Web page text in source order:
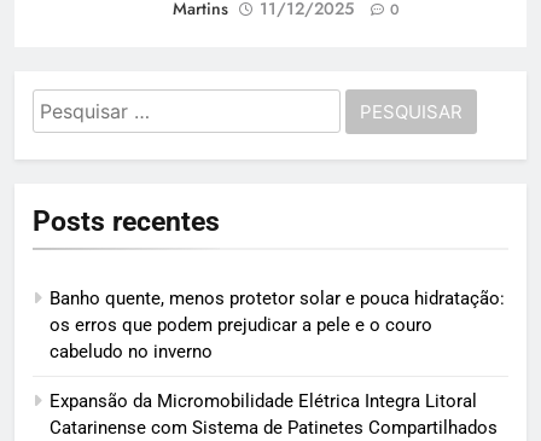
Martins 11/12/2025 0
Pesquisar
por:
Posts recentes
Banho quente, menos protetor solar e pouca hidratação:
os erros que podem prejudicar a pele e o couro
cabeludo no inverno
Expansão da Micromobilidade Elétrica Integra Litoral
Catarinense com Sistema de Patinetes Compartilhados